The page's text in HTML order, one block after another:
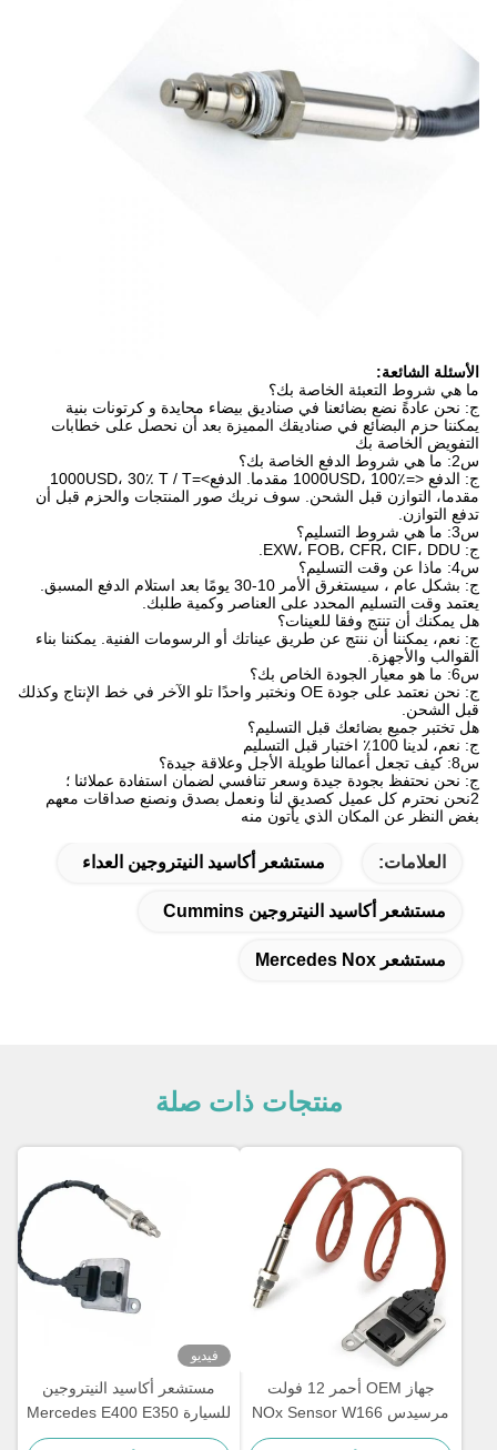
الأسئلة الشائعة:
ما هي شروط التعبئة الخاصة بك؟
ج: نحن عادةً نضع بضائعنا في صناديق بيضاء محايدة و كرتونات بنية
يمكننا حزم البضائع في صناديقك المميزة بعد أن نحصل على خطابات
التفويض الخاصة بك
س2: ما هي شروط الدفع الخاصة بك؟
ج: الدفع <=1000USD، 100٪ مقدما. الدفع>=1000USD، 30٪ T / T
مقدما، التوازن قبل الشحن. سوف نريك صور المنتجات والحزم قبل أن
تدفع التوازن.
س3: ما هي شروط التسليم؟
ج: EXW، FOB، CFR، CIF، DDU.
س4: ماذا عن وقت التسليم؟
ج: بشكل عام ، سيستغرق الأمر 10-30 يومًا بعد استلام الدفع المسبق.
يعتمد وقت التسليم المحدد على العناصر وكمية طلبك.
هل يمكنك أن تنتج وفقا للعينات؟
ج: نعم، يمكننا أن ننتج عن طريق عيناتك أو الرسومات الفنية. يمكننا بناء
القوالب والأجهزة.
س6: ما هو معيار الجودة الخاص بك؟
ج: نحن نعتمد على جودة OE ونختبر واحدًا تلو الآخر في خط الإنتاج وكذلك
قبل الشحن.
هل تختبر جميع بضائعك قبل التسليم؟
ج: نعم، لدينا 100٪ اختبار قبل التسليم
س8: كيف تجعل أعمالنا طويلة الأجل وعلاقة جيدة؟
ج: نحن نحتفظ بجودة جيدة وسعر تنافسي لضمان استفادة عملائنا ؛
2نحن نحترم كل عميل كصديق لنا ونعمل بصدق ونصنع صداقات معهم
بغض النظر عن المكان الذي يأتون منه
العلامات: مستشعر أكاسيد النيتروجين العداء
مستشعر أكاسيد النيتروجين Cummins
مستشعر Mercedes Nox
منتجات ذات صلة
جهاز OEM أحمر 12 فولت
مرسيدس NOx Sensor W166
W172 W205 W221 W212
فيديو
مستشعر أكاسيد النيتروجين
للسيارة Mercedes E400 E350
12V 5WK96681C